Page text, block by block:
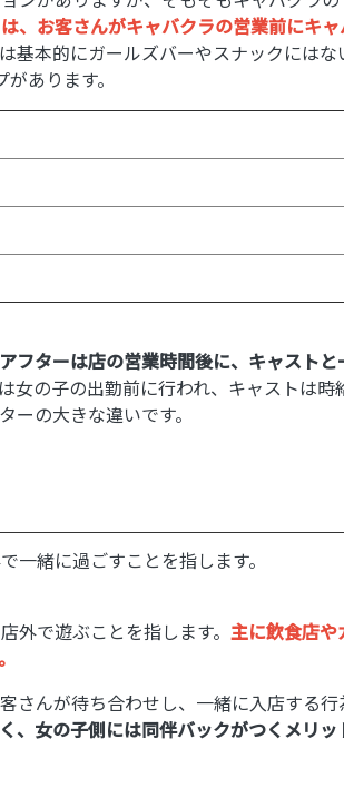
、お客さんがキャバクラの営業前にキ
基本的にガールズバーやスナックにはな
あります。
アフターは店の営業時間後に、キャストと
女の子の出勤前に行われ、キャストは時
の大きな違いです。
一緒に過ごすことを指します。
外で遊ぶことを指します。 主に飲食店や
さんが待ち合わせし、一緒に入店する行
、女の子側には同伴バックがつくメリッ